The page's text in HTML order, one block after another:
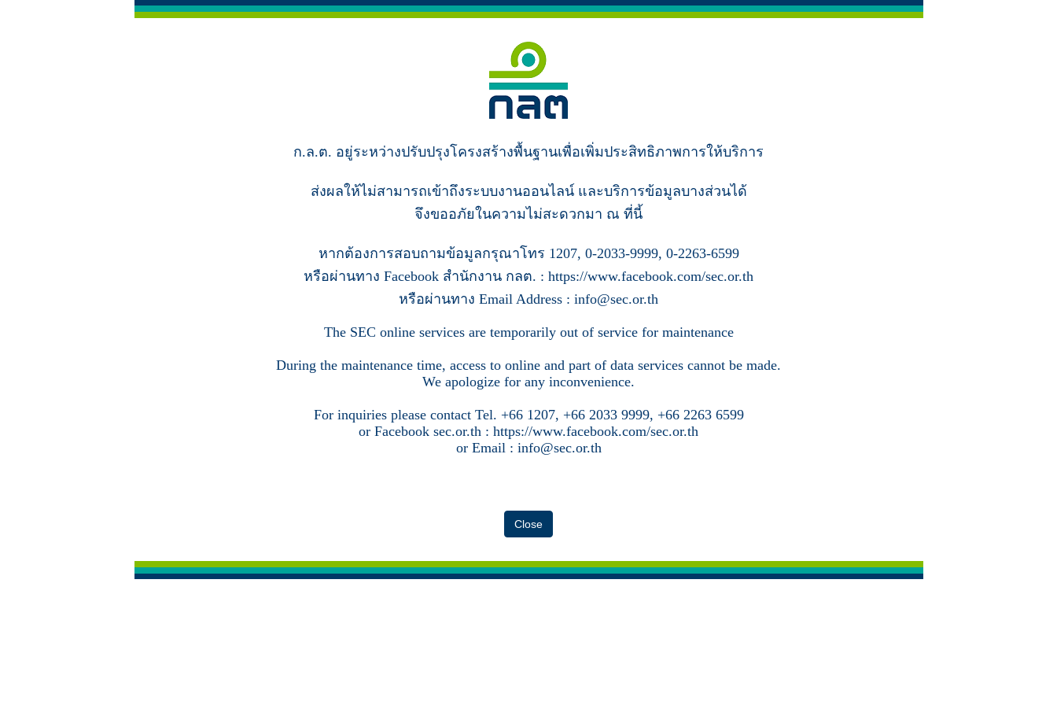
ก.ล.ต. อยู่ระหว่างปรับปรุงโครงสร้างพื้นฐานเพื่อเพิ่มประสิทธิภาพการให้บริการ
ส่งผลให้ไม่สามารถเข้าถึงระบบงานออนไลน์ และบริการข้อมูลบางส่วนได้
จึงขออภัยในความไม่สะดวกมา ณ ที่นี้
หากต้องการสอบถามข้อมูลกรุณาโทร 1207, 0-2033-9999, 0-2263-6599
หรือผ่านทาง Facebook สำนักงาน กลต. : https://www.facebook.com/sec.or.th
หรือผ่านทาง Email Address : info@sec.or.th
The SEC online services are temporarily out of service for maintenance
During the maintenance time, access to online and part of data services cannot be made.
We apologize for any inconvenience.
For inquiries please contact Tel. +66 1207, +66 2033 9999, +66 2263 6599
or Facebook sec.or.th : https://www.facebook.com/sec.or.th
or Email : info@sec.or.th